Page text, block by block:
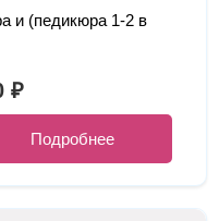
и (педикюра 1-2 в
₽
Подробнее